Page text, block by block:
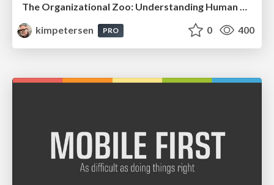
The Organizational Zoo: Understanding Human Behavior Agility Through Metaphoric Constructive Conversations (based on the works of Arthur Shelley, Ph.D)
kimpetersen
PRO 0 400